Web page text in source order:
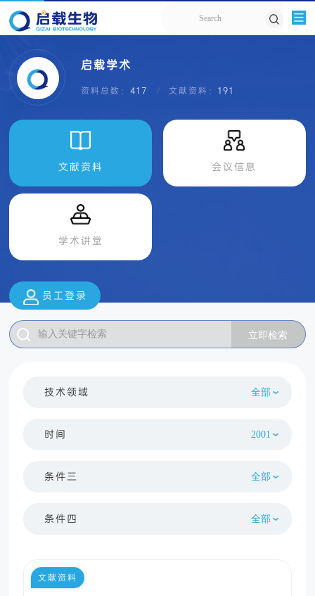
启载学术
资料总数： 417 文献资料： 191
文献资料 会议信息
学术讲堂
员工登录
技术领域
时间
条件三
条件四
文献资料